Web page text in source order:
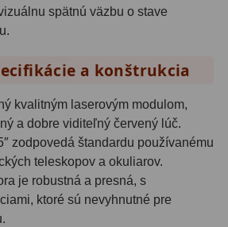
17
1
spätnú väzbu o stave
a konštrukcia
kvalitným laserovým modulom,
a dobre viditeľný červený lúč.
zodpovedá štandardu používanému
teleskopov a okuliarov.
je robustná a presná, s
ktoré sú nevyhnutné pre